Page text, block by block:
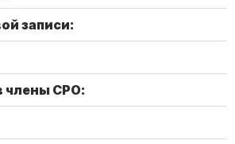
записи:
члены СРО: